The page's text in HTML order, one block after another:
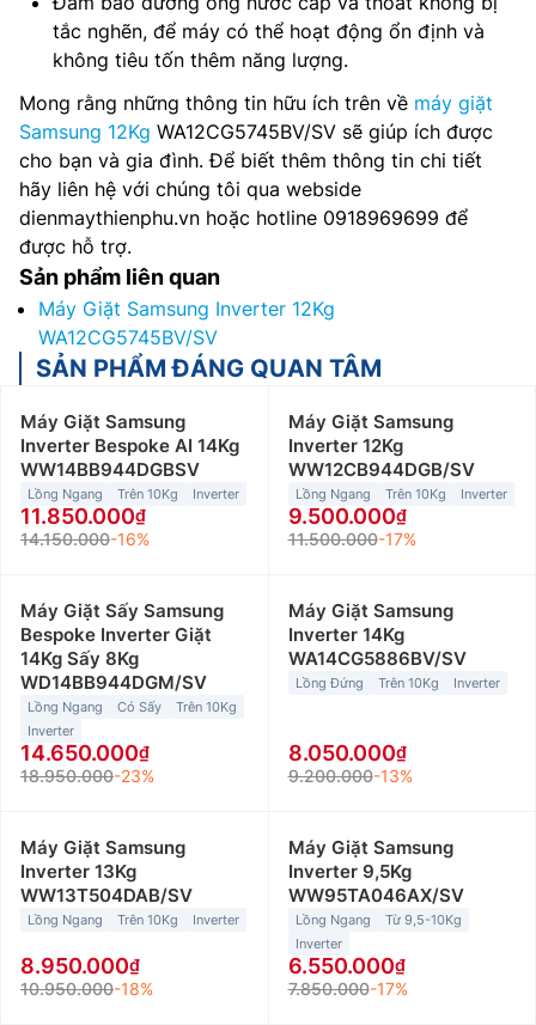
tắc nghẽn, để máy có thể hoạt động ổn định và
không tiêu tốn thêm năng lượng.
Mong rằng những thông tin hữu ích trên về máy giặt
Samsung 12Kg WA12CG5745BV/SV sẽ giúp ích được
cho bạn và gia đình. Để biết thêm thông tin chi tiết
hãy liên hệ với chúng tôi qua webside
dienmaythienphu.vn hoặc hotline 0918969699 để
được hỗ trợ.
Sản phẩm liên quan
Máy Giặt Samsung Inverter 12Kg
WA12CG5745BV/SV
SẢN PHẨM ĐÁNG QUAN TÂM
Máy Giặt Samsung
Inverter Bespoke AI 14Kg
WW14BB944DGBSV
Lồng Ngang Trên 10Kg Inverter
11.850.000
14.150.000-16%
Máy Giặt Samsung
Inverter 12Kg
WW12CB944DGB/SV
Lồng Ngang Trên 10Kg Inverter
9.500.000
11.500.000-17%
Máy Giặt Sấy Samsung
Bespoke Inverter Giặt
14Kg Sấy 8Kg
WD14BB944DGM/SV
Lồng Ngang Có Sấy
Trên 10Kg
Inverter
14.650.000
18.950.000-23%
Máy Giặt Samsung
Inverter 14Kg
WA14CG5886BV/SV
Lồng Đứng Trên 10Kg Inverter
8.050.000
9.200.000-13%
Máy Giặt Samsung
Inverter 13Kg
WW13T504DAB/SV
Lồng Ngang Trên 10Kg Inverter
8.950.000
10.950.000-18%
Máy Giặt Samsung
Inverter 9,5Kg
WW95TA046AX/SV
Lồng Ngang
Từ 9,5-10Kg
Inverter
6.550.000
7.850.000-17%